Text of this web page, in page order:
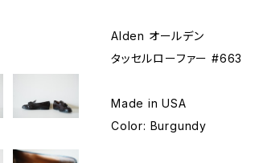
Alden オールデン
タッセルローファー #663
Made in USA
Color: Burgundy